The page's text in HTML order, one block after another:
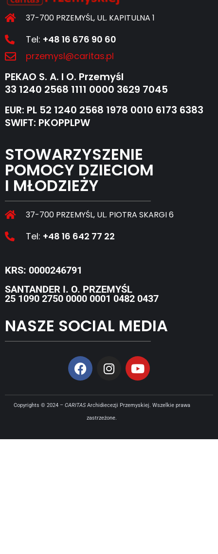
37-700 PRZEMYŚL, UL. KAPITULNA 1
Tel: +48 16 676 90 60
przemysl@caritas.pl
PEKAO S. A. I O. Przemyśl
33 1240 2568 1111 0000 3629 7045
EUR: PL 52 1240 2568 1978 0010 6173 6383
SWIFT: PKOPPLPW
STOWARZYSZENIE
POMOCY DZIECIOM
I MŁODZIEŻY
37-700 PRZEMYŚL, UL. PIOTRA SKARGI 6
Tel: +48 16 642 77 22
KRS: 0000246791
SANTANDER I. O. PRZEMYŚL
25 1090 2750 0000 0001 0482 0437
NASZE SOCIAL MEDIA
Copyrights © 2024 – CARITASArchidiecezji Przemyskiej. Wszelkie prawa
zastrzeżone.